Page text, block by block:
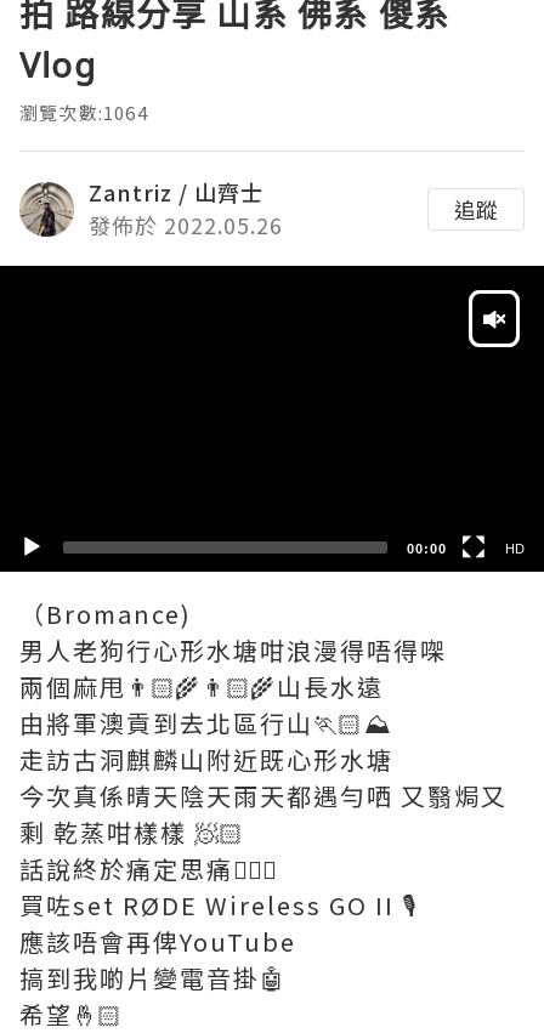
拍 路線分享 山系 佛系 傻系
Vlog
瀏覽次數:1064
Zantriz / 山齊士
發佈於 2022.05.26
追蹤
00:00 HD
（Bromance)
男人老狗行心形水塘咁浪漫得唔得㗎
兩個麻甩👨🏻‍🌾👨🏻‍🌾山長水遠
由將軍澳貢到去北區行山🏃🏻⛰
走訪古洞麒麟山附近既心形水塘
今次真係晴天陰天雨天都遇勻哂 又翳焗又
剩 乾蒸咁樣樣 🧖🏻
話說終於痛定思痛🤦🏻‍♂️
買咗set RØDE Wireless GO II 🎙
應該唔會再俾YouTube
搞到我啲片變電音掛🤖
希望🤞🏻